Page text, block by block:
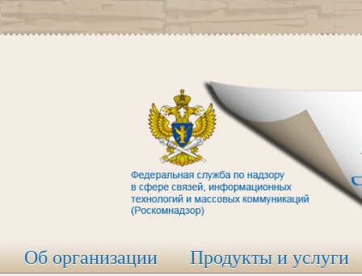
Об организации Продукты и услуги